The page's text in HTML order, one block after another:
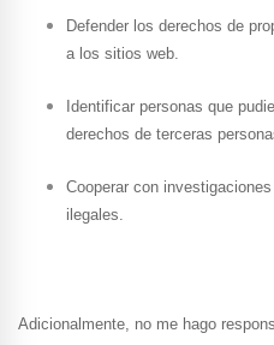
Defender los derechos de
a los sitios web.
Identificar personas que
derechos de terceras
Cooperar con
ilegales.
Adicionalmente, no me hago